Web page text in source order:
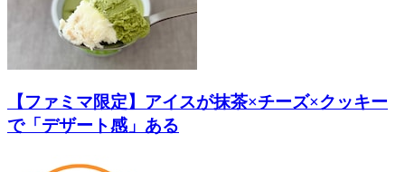
【ファミマ限定】アイスが抹茶×チーズ×クッキー
で「デザート感」ある